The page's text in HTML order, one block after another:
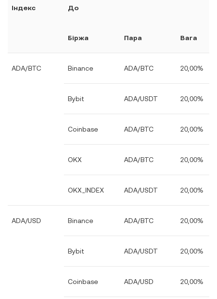
Індекс До
Біржа Пара Вага
ADA/BTC Binance ADA/BTC 20,00%
Bybit ADA/USDT 20,00%
Coinbase ADA/BTC 20,00%
OKX ADA/BTC 20,00%
OKX_INDEX ADA/USDT 20,00%
ADA/USD Binance ADA/BTC 20,00%
Bybit ADA/USDT 20,00%
Coinbase ADA/USD 20,00%